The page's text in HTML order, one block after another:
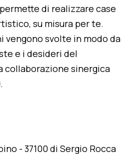
di realizzare case
su misura per te.
vengono svolte in modo da
e i desideri del
collaborazione sinergica